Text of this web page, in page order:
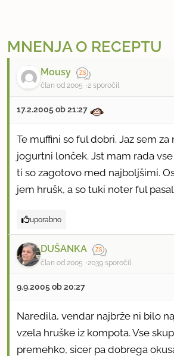
MNENJA O RECEPTU
Mousy
član od 2005 2 sporočil
17.2.2005 ob 21:27
Te muffini so ful dobri. Jaz sem
jogurtni lonček. Jst mam rada
ti so zagotovo med najboljšimi.
jem hrušk, a so tuki noter ful
uporabno
DUŠANKA
član od 2005 2039 sporočil
9.9.2005 ob 20:27
Naredila, vendar najbrže ni bilo
vzela hruške iz kompota. Vse
premehko, sicer pa dobrega